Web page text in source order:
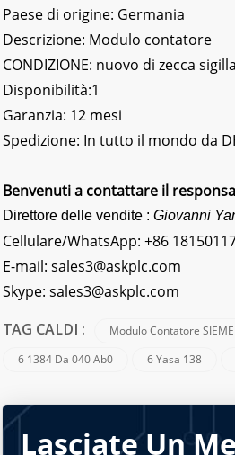
Paese di origine: Germania
Descrizione: Modulo contatore
CONDIZIONE: nuovo di zecca
Disponibilità:1
Garanzia: 12 mesi
Spedizione: In tutto il mondo da
Benvenuti a contattare il
Direttore delle vendite :Giovanni
Cellulare/WhatsApp:+86
E-mail: sales3@askplc.com
Skype:sales3@askplc.com
TAG CALDI : Modulo Contatore
6 1384 Da 040 Ab0
6 Yasa 138
Lasciate Un